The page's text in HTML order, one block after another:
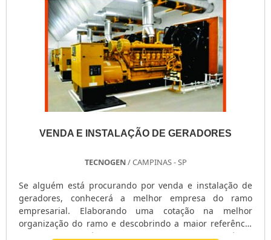
VENDA E INSTALAÇÃO DE GERADORES
TECNOGEN/ CAMPINAS - SP
Se alguém está procurando por venda e instalação de
geradores, conhecerá a melhor empresa do ramo
empresarial. Elaborando uma cotação na melhor
organização do ramo e descobrindo a maior referência
de qualidade da área de atuação.Quando o desejo é por